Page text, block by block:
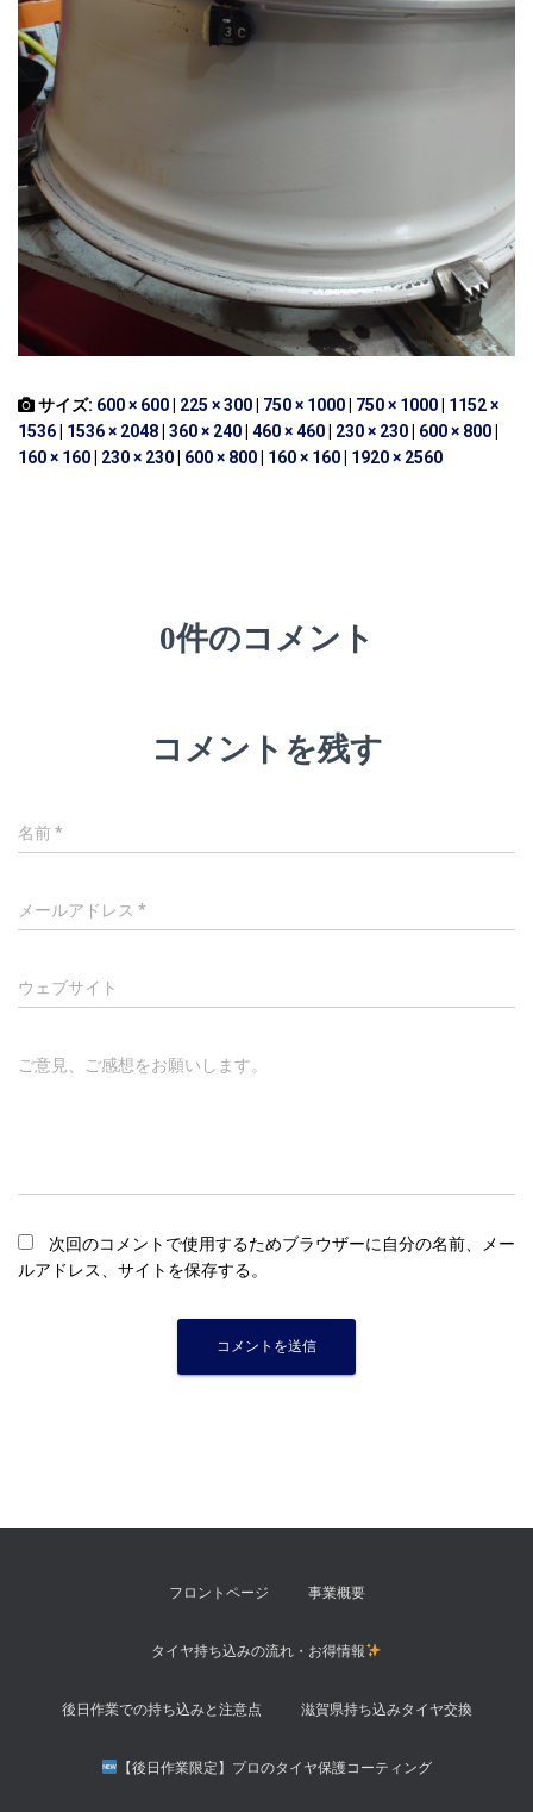
サイズ: 600 × 600 225 × 300 750 × 1000 750 × 1000
1152 ×
1536
1536 × 2048 360 × 240 460 × 460 230 × 230 600 × 800
160 × 160
230 × 230 600 × 800 160 × 160 1920 × 2560
0件のコメント
コメントを残す
名前*
メールアドレス *
ウェブサイト
ご意見、ご感想をお願いします。
次回のコメントで使用するためブラウザーに自分の名前、メー
ルアドレス、サイトを保存する。
フロントページ 事業概要
タイヤ持ち込みの流れ・お得情報
後日作業での持ち込みと注意点 滋賀県持ち込みタイヤ交換
【後日作業限定】プロのタイヤ保護コーティング